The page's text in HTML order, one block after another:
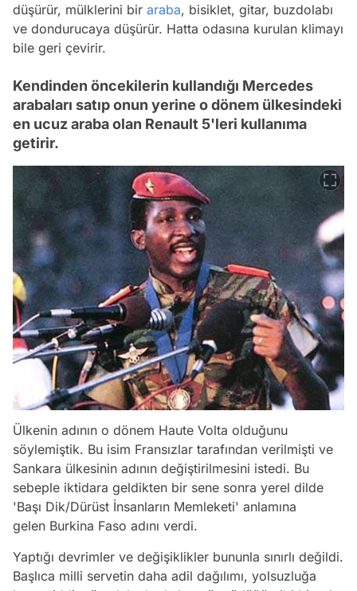
düşürür, mülklerini bir araba, bisiklet, gitar, buzdolabı
ve dondurucaya düşürür. Hatta odasına kurulan klimayı
bile geri çevirir.
Kendinden öncekilerin kullandığı Mercedes
arabaları satıp onun yerine o dönem ülkesindeki
en ucuz araba olan Renault 5'leri kullanıma
getirir.
Ülkenin adının o dönem Haute Volta olduğunu
söylemiştik. Bu isim Fransızlar tarafından verilmişti ve
Sankara ülkesinin adının değiştirilmesini istedi. Bu
sebeple iktidara geldikten bir sene sonra yerel dilde
'Başı Dik/Dürüst İnsanların Memleketi' anlamına
gelen Burkina Faso adını verdi.
Yaptığı devrimler ve değişiklikler bununla sınırlı değildi.
Başlıca milli servetin daha adil dağılımı, yolsuzluğa